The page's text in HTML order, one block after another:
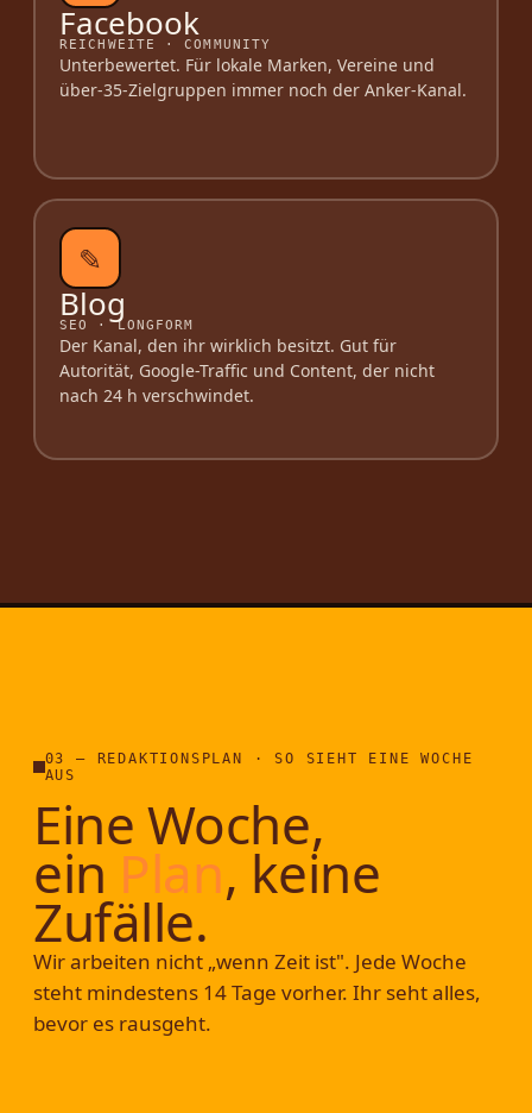
Facebook
REICHWEITE · COMMUNITY
Unterbewertet. Für lokale Marken, Vereine und
über-35-Zielgruppen immer noch der Anker-Kanal.
✎
Blog
SEO · LONGFORM
Der Kanal, den ihr wirklich besitzt. Gut für
Autorität, Google-Traffic und Content, der nicht
nach 24 h verschwindet.
03 — REDAKTIONSPLAN · SO SIEHT EINE WOCHE
AUS
Eine Woche,
ein Plan, keine
Zufälle.
Wir arbeiten nicht „wenn Zeit ist". Jede Woche
steht mindestens 14 Tage vorher. Ihr seht alles,
bevor es rausgeht.